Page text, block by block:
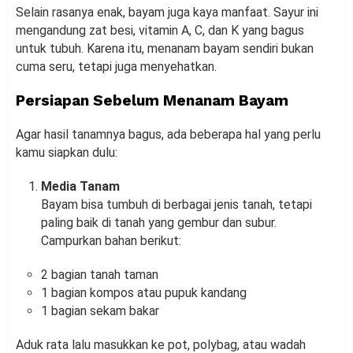
Selain rasanya enak, bayam juga kaya manfaat. Sayur ini
mengandung zat besi, vitamin A, C, dan K yang bagus
untuk tubuh. Karena itu, menanam bayam sendiri bukan
cuma seru, tetapi juga menyehatkan.
Persiapan Sebelum Menanam Bayam
Agar hasil tanamnya bagus, ada beberapa hal yang perlu
kamu siapkan dulu:
Media Tanam
Bayam bisa tumbuh di berbagai jenis tanah, tetapi
paling baik di tanah yang gembur dan subur.
Campurkan bahan berikut:
2 bagian tanah taman
1 bagian kompos atau pupuk kandang
1 bagian sekam bakar
Aduk rata lalu masukkan ke pot, polybag, atau wadah